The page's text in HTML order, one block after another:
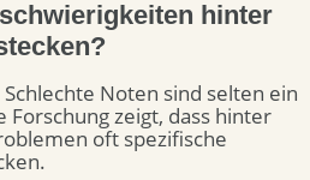
hinter
Noten sind selten ein
Forschung zeigt, dass hinter
oft spezifische